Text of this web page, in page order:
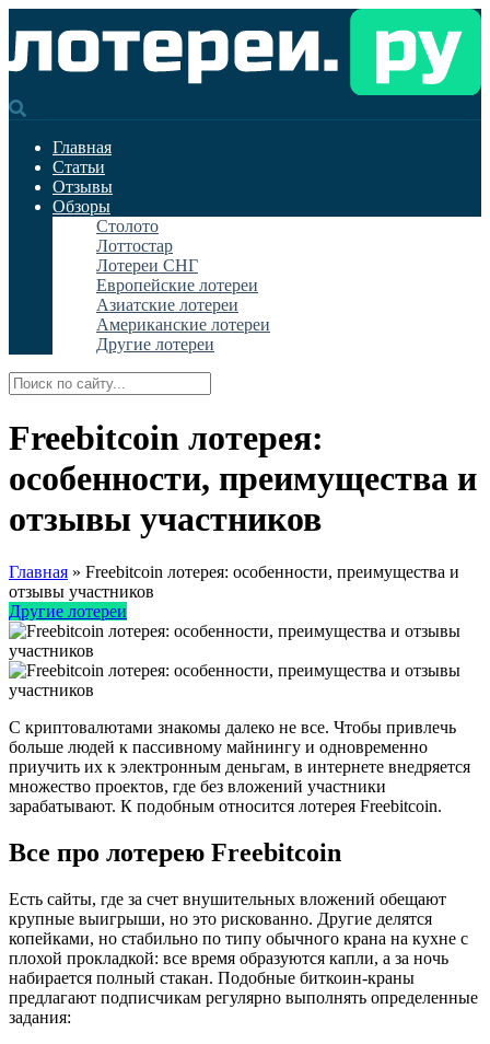
Главная
Статьи
Отзывы
Обзоры
Столото
Лоттостар
Лотереи СНГ
Европейские лотереи
Азиатские лотереи
Американские лотереи
Другие лотереи
Freebitcoin лотерея:
особенности, преимущества и
отзывы участников
Главная » Freebitcoin лотерея: особенности, преимущества и
отзывы участников
Другие лотереи
С криптовалютами знакомы далеко не все. Чтобы привлечь
больше людей к пассивному майнингу и одновременно
приучить их к электронным деньгам, в интернете внедряется
множество проектов, где без вложений участники
зарабатывают. К подобным относится лотерея Freebitcoin.
Все про лотерею Freebitcoin
Есть сайты, где за счет внушительных вложений обещают
крупные выигрыши, но это рискованно. Другие делятся
копейками, но стабильно по типу обычного крана на кухне с
плохой прокладкой: все время образуются капли, а за ночь
набирается полный стакан. Подобные биткоин-краны
предлагают подписчикам регулярно выполнять определенные
задания: